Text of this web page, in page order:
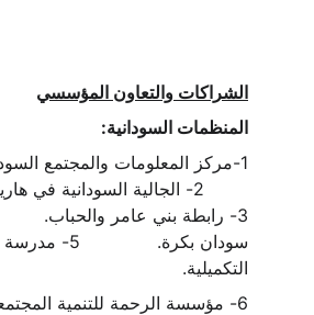
الشراكات والتعاون المؤسسي
المنظمات السودانية:
1-مركز المعلومات والمجتمع
2- الجالية
سودان بكرة.
التكميلية.
6- مؤسسة الرحمة للتنمية